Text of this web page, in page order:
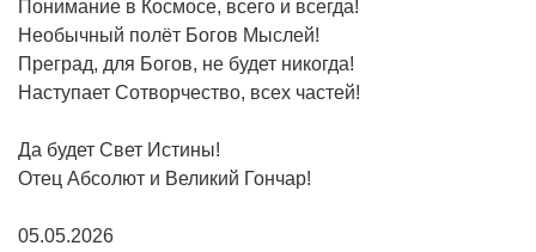
Понимание в Космосе, всего и всегда!
Необычный полёт Богов Мыслей!
Преград, для Богов, не будет никогда!
Наступает Сотворчество, всех частей!
Да будет Свет Истины!
Отец Абсолют и Великий Гончар!
05.05.2026